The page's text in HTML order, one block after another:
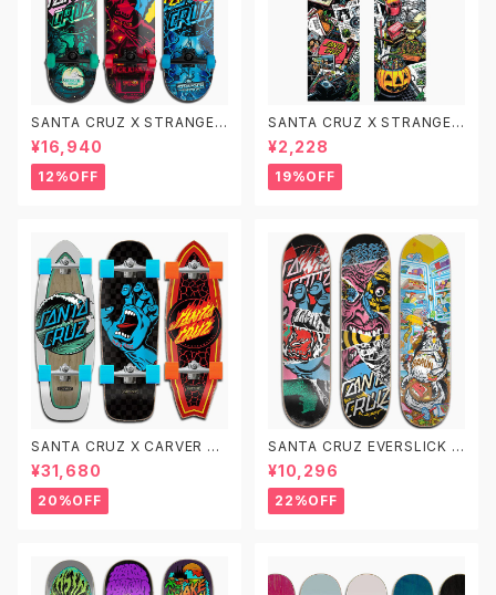
SANTA CRUZ X STRANGER
THINGS サンタクルーズ ストレ
ンジャー・シングス コンプリート
デッキ
¥16,940
12%OFF
SANTA CRUZ X STRANGER
THINGS MOBGRIP サンタク
ルーズ ストレンジャー・シングス
モブグリップ スケートボード デ
ッキテープ グリップテープ
¥2,228
19%OFF
SANTA CRUZ X CARVER SK
ATEBOARDS サンタクルーズ
カーバー サーフスケート コンプ
リート
¥31,680
20%OFF
SANTA CRUZ EVERSLICK サ
ンタクルーズ スケートボード デ
ッキ エバースリック 7.75 8.0
8.25
¥10,296
22%OFF